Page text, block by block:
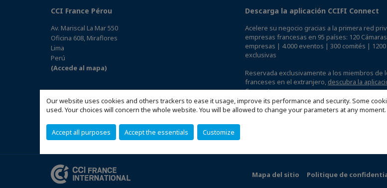
Our website uses cookies and others trackers to ease it usage, improve its performance and security. Some
used. Your choices will concern the whole website. You will be allowed to change your parameters at any
Accept all purposes Accept the essentials Customize
CCI France Pérou
Av. Mariscal La Mar 550
Oficina 608, Miraflores
Lima
Perú
(Accede al mapa)
Descarga la aplicación CCIFI Connect
Acelere su negocio gracias a la primera red
empresas francesas en 95 países: 120
empresas | 4.000 eventos | 300 comités |
exclusivas
Reservada exclusivamente a los miembros de
franceses en el extranjero, descubra la
Connect..
Mapa del sitio Politique de